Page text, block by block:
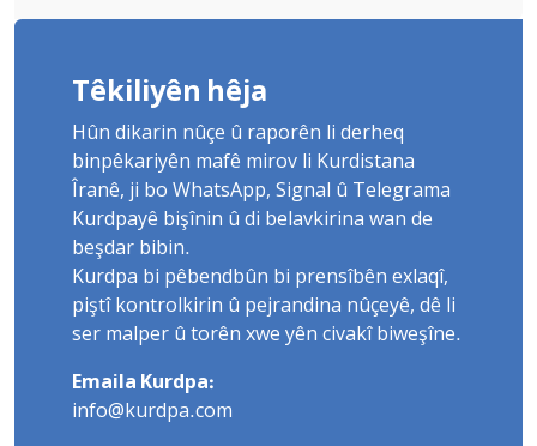
Têkiliyên hêja
Hûn dikarin nûçe û raporên li derheq
binpêkariyên mafê mirov li Kurdistana
Îranê, ji bo WhatsApp, Signal û Telegrama
Kurdpayê bişînin û di belavkirina wan de
beşdar bibin.
Kurdpa bi pêbendbûn bi prensîbên exlaqî,
piştî kontrolkirin û pejrandina nûçeyê, dê li
ser malper û torên xwe yên civakî biweşîne.
Emaila Kurdpa:
info@kurdpa.com